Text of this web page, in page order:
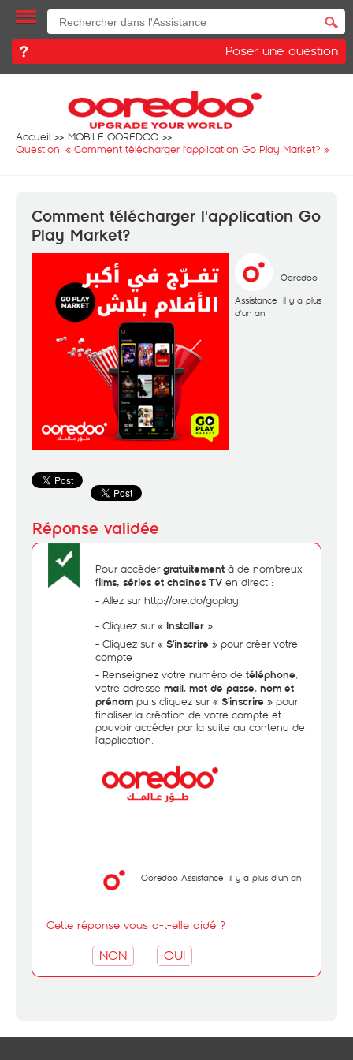
Poser une question
Accueil
MOBILE OOREDOO
Question: « Comment télécharger l'application Go Play Market? »
Comment télécharger l'application Go
Play Market?
Ooredoo
Assistance il y a plus
d'un an
Pour accédergratuitement à de nombreux
films, séries et chaînes TV en direct :
- Allez sur http://ore.do/goplay
- Cliquez sur « Installer »
- Cliquez sur « S’inscrire » pour créer votre
compte
- Renseignez votre numéro de téléphone,
votre adresse mail, mot de passe, nom et
prénom puis cliquez sur « S’inscrire » pour
finaliser la création de votre compte et
pouvoir accéder par la suite au contenu de
l’application.
Ooredoo Assistance il y a plus d'un an
Cette réponse vous a-t-elle aidé ?
NON OUI